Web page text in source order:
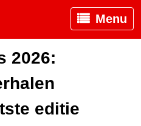
Menu
2026:
editie